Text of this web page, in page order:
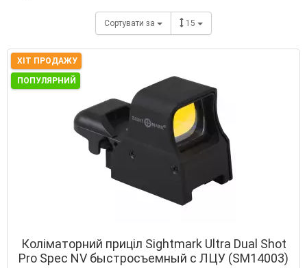
Сортувати за 15
ХІТ ПРОДАЖУ
ПОПУЛЯРНИЙ
Коліматорний приціл Sightmark Ultra Dual Shot
Pro Spec NV быстросъемный с ЛЦУ (SM14003)